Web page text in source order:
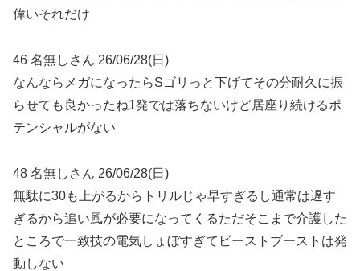
偉いそれだけ
46 名無しさん 26/06/28(日)
なんならメガになったらSゴリっと下げてその分耐久に振
らせても良かったね1発では落ちないけど居座り続けるポ
テンシャルがない
48 名無しさん 26/06/28(日)
無駄に30も上がるからトリルじゃ早すぎるし通常は遅す
ぎるから追い風が必要になってくるただそこまで介護した
ところで一致技の電気しょぼすぎてビーストブーストは発
動しない